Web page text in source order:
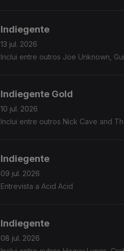
Indiegente
13 jul. 2026
Inclui entre outros Joe Unknown,
Indiegente Gold
10 jul. 2026
Inclui entre outros
Indiegente
09 jul. 2026
Entrevista a Acid Acid
Indiegente
08 jul. 2026